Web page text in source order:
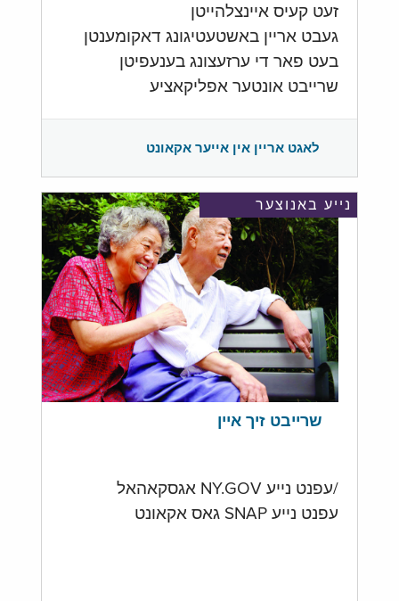
זעט קעיס איינצלהייטן
געבט אריין באשטעטיגונג דאקומענטן
בעט פאר די ערזעצונג בענעפיטן
שרייבט אונטער אפליקאציע
לאגט אריין אין אייער אקאונט
נייע באנוצער
שרייבט זיך איין
/עפנט נייע NY.GOV אגסקאהאל
עפנט נייע SNAP גאס אקאונט